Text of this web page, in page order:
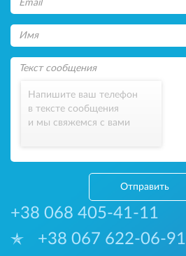
Напишите ваш телефон
в тексте сообщения
и мы свяжемся с вами
Отправить
+38 068 405-41-11
+38 067 622-06-91